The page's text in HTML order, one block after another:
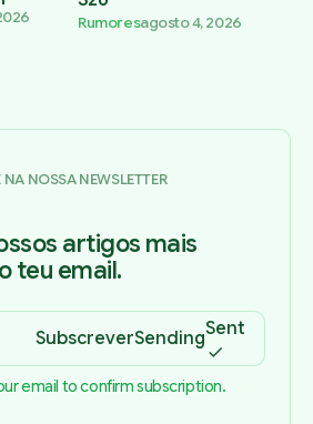
Rumoresagosto 4, 2026
NA NOSSA NEWSLETTER
artigos mais
teu email.
SubscreverSendingSent
email to confirm subscription.